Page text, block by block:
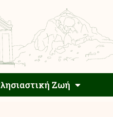
Ζωή
Εκκλησιαστική Ζωή